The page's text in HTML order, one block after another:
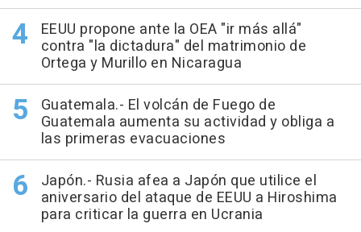
EEUU propone ante la OEA "ir más allá"
contra "la dictadura" del matrimonio de
Ortega y Murillo en Nicaragua
Guatemala.- El volcán de Fuego de
Guatemala aumenta su actividad y obliga a
las primeras evacuaciones
Japón.- Rusia afea a Japón que utilice el
aniversario del ataque de EEUU a Hiroshima
para criticar la guerra en Ucrania